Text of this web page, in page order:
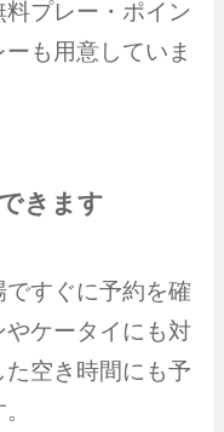
プレー・ポイン
も用意していま
きます
すぐに予約を確
ケータイにも対
空き時間にも予